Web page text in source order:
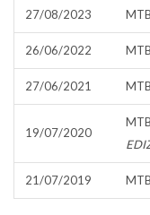
27/08/2023
26/06/2022
27/06/2021
19/07/2020
21/07/2019